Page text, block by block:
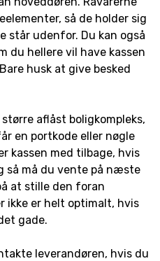
så de holder sig
står udenfor. Du kan også
du hellere vil have kassen
husk at give besked
aflåst boligkompleks,
en portkode eller nøgle
kassen med tilbage, hvis
så må du vente på næste
at stille den foran
ikke er helt optimalt, hvis
gade.
leverandøren, hvis du